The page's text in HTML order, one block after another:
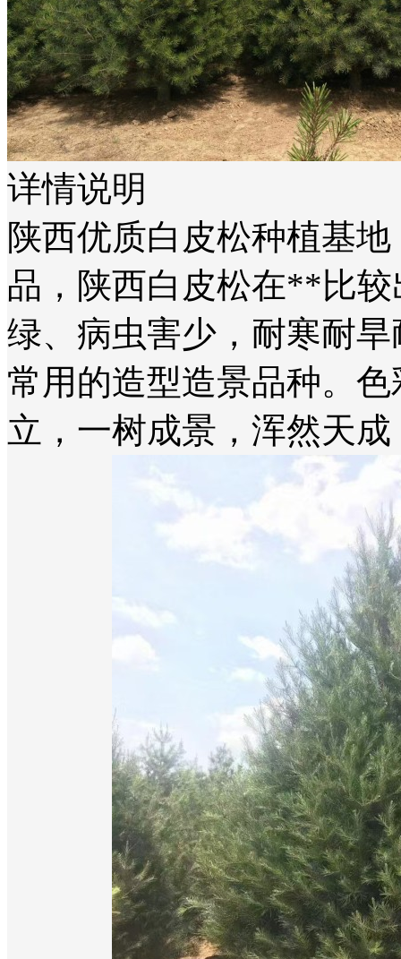
详情说明
陕西优质白皮松种植基
品，陕西白皮松在**比
绿、病虫害少，耐寒耐
常用的造型造景品种。
立，一树成景，浑然天